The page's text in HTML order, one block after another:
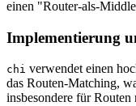
einen "Router-als-
Implementierung
chi verwendet einen
das Routen-Matching,
insbesondere für